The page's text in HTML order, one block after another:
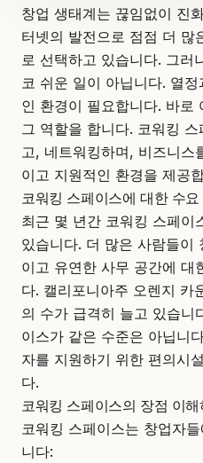
창업 생태계는 끊임없이 진
터넷의 발전으로 점점 더 많
로 선택하고 있습니다. 그러
코 쉬운 일이 아닙니다. 열
인 환경이 필요합니다. 바로
그 역할을 합니다. 코워킹
고, 네트워킹하며, 비즈니스
이고 지원적인 환경을 제공
코워킹 스페이스에 대한 수
최근 몇 년간 코워킹 스페이
있습니다. 더 많은 사람들이
이고 유연한 사무 공간에 대
다. 캘리포니아주 오렌지 카
의 수가 급격히 늘고 있습니
이스가 같은 수준은 아닙니
자를 지원하기 위한 편의시
다.
코워킹 스페이스의 장점 이해
코워킹 스페이스는 창업자
니다: